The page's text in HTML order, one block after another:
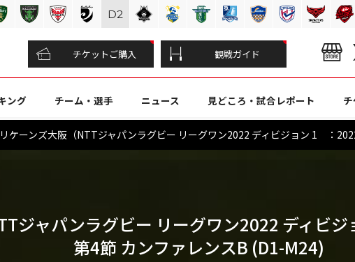
チケットご購入 観戦ガイド
ング チーム・選手 ニュース 見どころ・試合レポート
ケーンズ大阪（NTTジャパンラグビー リーグワン2022 ディビジョン 1 ：
ジャパンラグビー リーグワン2022 ディビ
第4節 カンファレンスB (D1-M24)
D2